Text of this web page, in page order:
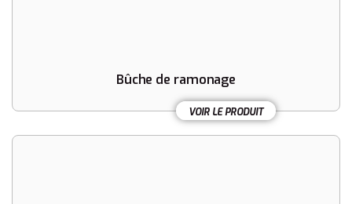
Bûche de ramonage
VOIR LE PRODUIT